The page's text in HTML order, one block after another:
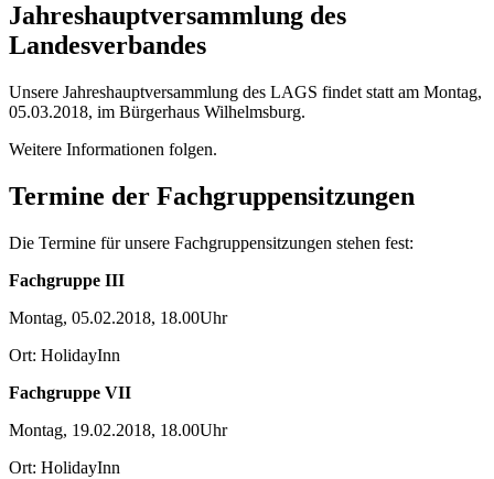
Jahreshauptversammlung des
Landesverbandes
Unsere Jahreshauptversammlung des LAGS findet statt am Montag,
05.03.2018, im Bürgerhaus Wilhelmsburg.
Weitere Informationen folgen.
Termine der Fachgruppensitzungen
Die Termine für unsere Fachgruppensitzungen stehen fest:
Fachgruppe III
Montag, 05.02.2018, 18.00Uhr
Ort: HolidayInn
Fachgruppe VII
Montag, 19.02.2018, 18.00Uhr
Ort: HolidayInn